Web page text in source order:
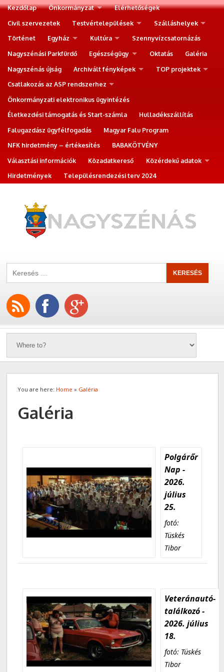
Kezdőlap Önkormányzat
Elérhetőségek
Civil szervezetek
Testvértelepülések
Szálláshelyek
Történet
Egyház Kultúra
Szennyvízcsatornázás
Nagyszénási Parkfürdő
Egészségügy Oktatás
Galéria
Nagyszénás újság
Archivált fényképek
TOP projektek
Csatlakozás az ASP rendszerhez
Önkormányzati elektronikus ügyintézés
Életkezdési támogatás és Start-számla
Hulladékszállítás
Falugazdász ügyfélfogadás
Magyar Falu Program
NFK hirdetmény – értékesítés
BABAKÖTVÉNY
Választási információk
Közadatkereső
Közérdekű adatok
Hirdetmények
Településrendezési terv 2024
You are here: Home » Galéria
Galéria
Polgárőr
Nap -
2026.
július
25.
fotó:
Tüskés
Tibor
Veteránautó-
találkozó -
2026. július
18.
fotó: Tüskés
Tibor